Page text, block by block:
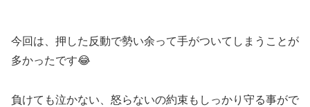
今回は、押した反動で勢い余って手がついてしまうことが
多かったです😂
負けても泣かない、怒らないの約束もしっかり守る事がで